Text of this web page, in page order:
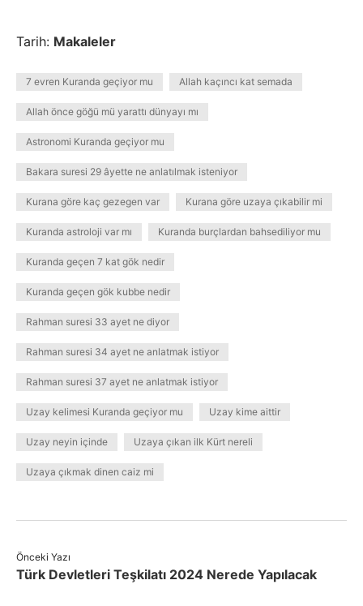
Tarih: Makaleler
7 evren Kuranda geçiyor mu Allah kaçıncı kat semada
Allah önce göğü mü yarattı dünyayı mı
Astronomi Kuranda geçiyor mu
Bakara suresi 29 âyette ne anlatılmak isteniyor
Kurana göre kaç gezegen var Kurana göre uzaya çıkabilir mi
Kuranda astroloji var mı Kuranda burçlardan bahsediliyor mu
Kuranda geçen 7 kat gök nedir
Kuranda geçen gök kubbe nedir
Rahman suresi 33 ayet ne diyor
Rahman suresi 34 ayet ne anlatmak istiyor
Rahman suresi 37 ayet ne anlatmak istiyor
Uzay kelimesi Kuranda geçiyor mu Uzay kime aittir
Uzay neyin içinde Uzaya çıkan ilk Kürt nereli
Uzaya çıkmak dinen caiz mi
Önceki Yazı
Türk Devletleri Teşkilatı 2024 Nerede Yapılacak